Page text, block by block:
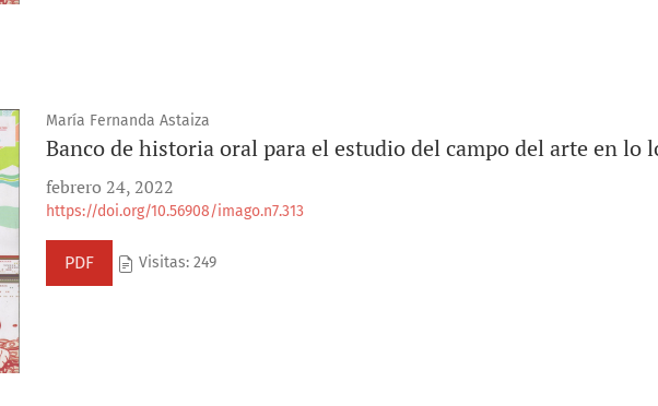
María Fernanda Astaiza
Banco de historia oral para el estudio del campo del arte en lo
febrero 24, 2022
https://doi.org/10.56908/imago.n7.313
PDF Visitas: 249